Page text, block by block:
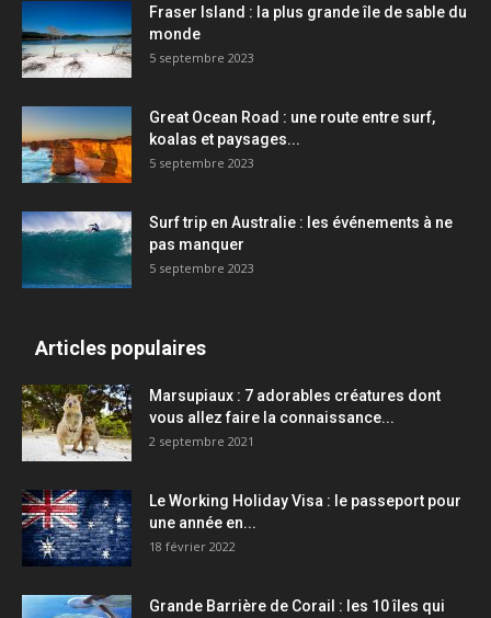
Fraser Island : la plus grande île de sable du
monde
5 septembre 2023
Great Ocean Road : une route entre surf,
koalas et paysages...
5 septembre 2023
Surf trip en Australie : les événements à ne
pas manquer
5 septembre 2023
Articles populaires
Marsupiaux : 7 adorables créatures dont
vous allez faire la connaissance...
2 septembre 2021
Le Working Holiday Visa : le passeport pour
une année en...
18 février 2022
Grande Barrière de Corail : les 10 îles qui